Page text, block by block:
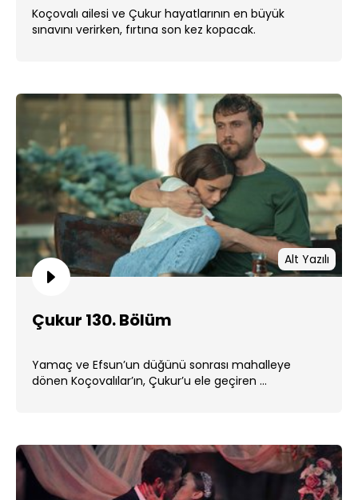
Koçovalı ailesi ve Çukur hayatlarının en büyük
sınavını verirken, fırtına son kez kopacak.
Alt Yazılı
Çukur 130. Bölüm
Yamaç ve Efsun’un düğünü sonrası mahalleye
dönen Koçovalılar’ın, Çukur’u ele geçiren ...